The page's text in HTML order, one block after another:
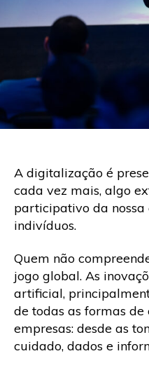
A digitalização é
cada vez mais, algo
participativo da
indivíduos.
Quem não
jogo global. As
artificial,
de todas as formas
empresas: desde as
cuidado, dados e